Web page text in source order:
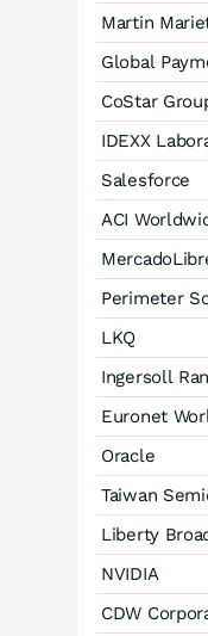
Martin
Global
CoStar
IDEXX
Salesforce
ACI
Perimeter
LKQ
Ingersoll
Euronet
Oracle
Liberty
NVIDIA
CDW